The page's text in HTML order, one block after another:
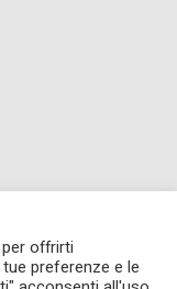
offrirti
preferenze e le